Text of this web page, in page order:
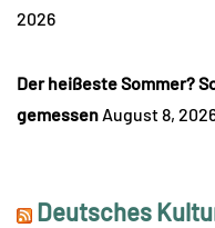
2026
Der heißeste Sommer?
gemessen August 8,
Deutsches